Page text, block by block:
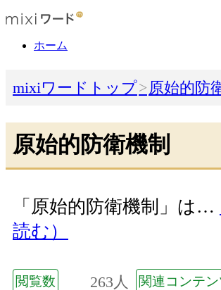
ホーム
mixiワードトップ 原始的防
原始的防衛機制
「原始的防衛機制」は…
読む）
閲覧数 263人 関連コンテン